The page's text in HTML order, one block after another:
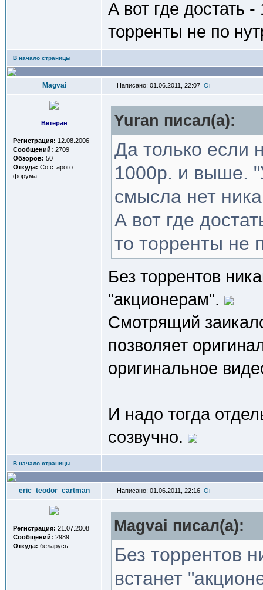
А вот где достать
торренты не по
В начало страницы
Magvai Написано: 01.06.2011, 22:07
Ветеран
Регистрация: 12.08.2006
Сообщений: 2709
Обзоров: 50
Откуда: Со старого
форума
Yuran писал(a):
Да только если
1000р. и выше.
смысла нет
А вот где
то торренты не
Без торрентов
"акционерам".
Смотрящий
позволяет
оригинальное
И надо тогда
созвучно.
В начало страницы
eric_teodor_cartman Написано: 01.06.2011, 22:16
Регистрация: 21.07.2008
Сообщений: 2989
Откуда: беларусь
Magvai писал(a):
Без торрентов
встанет